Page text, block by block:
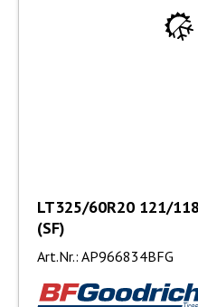
LT325/60R20 121/
(SF)
Art.Nr.: AP966834BFG